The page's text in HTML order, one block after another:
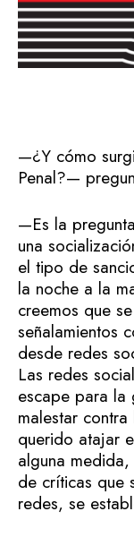
—¿Y cómo
Penal?—
—Es la
una
el tipo de
la noche a la
creemos que
señalamientos
desde redes
Las redes
escape para la
malestar
querido atajar
alguna
de críticas que
redes, se